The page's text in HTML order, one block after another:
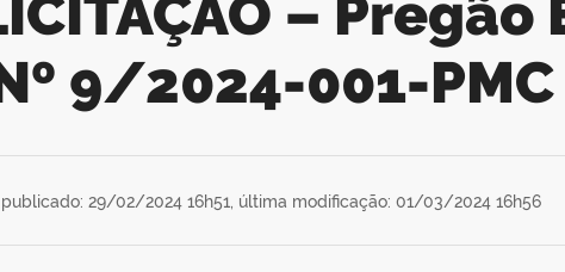
9/2024-001-PMC
publicado: 29/02/2024 16h51, última modificação: 01/03/2024 16h56